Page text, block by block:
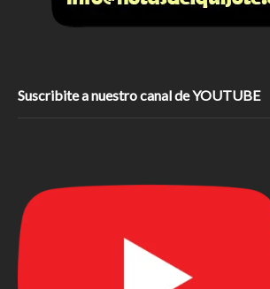
Suscribite a nuestro canal de YOUTUBE